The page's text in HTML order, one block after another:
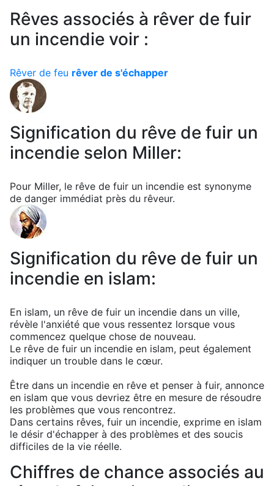
Rêves associés à rêver de fuir
un incendie voir :
Rêver de feu rêver de s'échapper
Signification du rêve de fuir un
incendie selon Miller:
Pour Miller, le rêve de fuir un incendie est synonyme
de danger immédiat près du rêveur.
Signification du rêve de fuir un
incendie en islam:
En islam, un rêve de fuir un incendie dans un ville,
révèle l'anxiété que vous ressentez lorsque vous
commencez quelque chose de nouveau.
Le rêve de fuir un incendie en islam, peut également
indiquer un trouble dans le cœur.
Être dans un incendie en rêve et penser à fuir, annonce
en islam que vous devriez être en mesure de résoudre
les problèmes que vous rencontrez.
Dans certains rêves, fuir un incendie, exprime en islam
le désir d'échapper à des problèmes et des soucis
difficiles de la vie réelle.
Chiffres de chance associés au